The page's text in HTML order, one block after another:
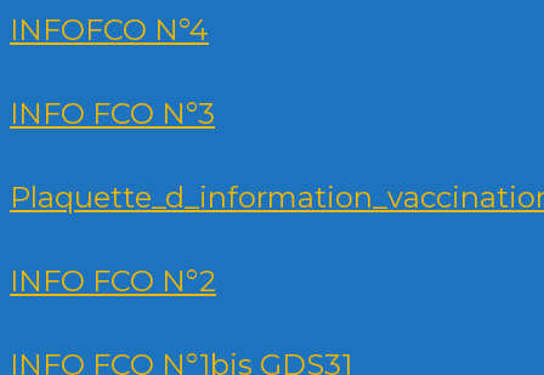
INFOFCO N°4
INFO FCO N°3
INFO FCO N°2
INFO FCO N°1bis GDS31